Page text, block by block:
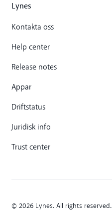
Lynes
Kontakta oss
Help center
Release notes
Appar
Driftstatus
Juridisk info
Trust center
© 2026 Lynes. All rights reserved.